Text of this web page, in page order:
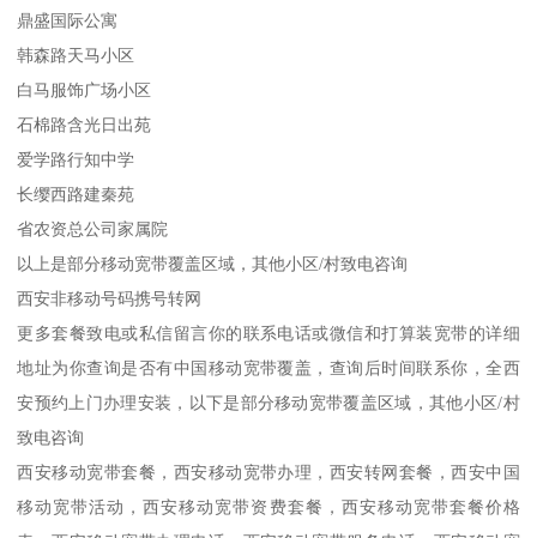
鼎盛国际公寓
韩森路天马小区
白马服饰广场小区
石棉路含光日出苑
爱学路行知中学
长缨西路建秦苑
省农资总公司家属院
以上是部分移动宽带覆盖区域，其他小区/村致电咨询
西安非移动号码携号转网
更多套餐致电或私信留言你的联系电话或微信和打算装宽带的详细
地址为你查询是否有中国移动宽带覆盖，查询后时间联系你，全西
安预约上门办理安装，以下是部分移动宽带覆盖区域，其他小区/村
致电咨询
西安移动宽带套餐，西安移动宽带办理，西安转网套餐，西安中国
移动宽带活动，西安移动宽带资费套餐，西安移动宽带套餐价格